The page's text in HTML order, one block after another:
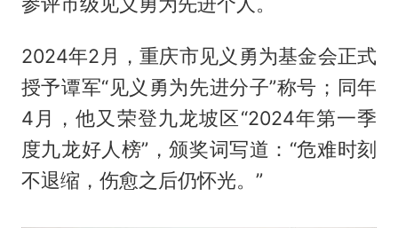
2024年2月，重庆市见义勇为基金会正式
授予谭军“见义勇为先进分子”称号；同年
4月，他又荣登九龙坡区“2024年第一季
度九龙好人榜”，颁奖词写道：“危难时刻
不退缩，伤愈之后仍怀光。”